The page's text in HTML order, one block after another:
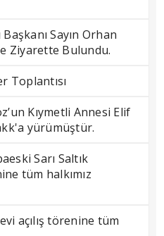
Sayın Orhan
Ziyarette Bulundu.
Toplantısı
Kıymetli Annesi Elif
yürümüştür.
Sarı Saltık
tüm halkımız
açılış törenine tüm